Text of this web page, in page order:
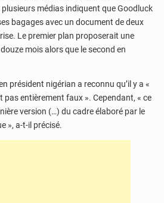
médias indiquent que Goodluck
bagages avec un document de deux
Le premier plan proposerait une
mois alors que le second en
président nigérian a reconnu qu’il y a «
entièrement faux ». Cependant, « ce
version (…) du cadre élaboré par le
», a-t-il précisé.